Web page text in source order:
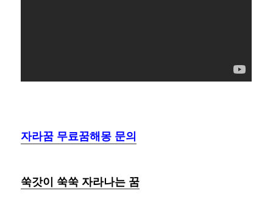
자라꿈 무료꿈해몽 문의
쑥갓이 쑥쑥 자라나는 꿈